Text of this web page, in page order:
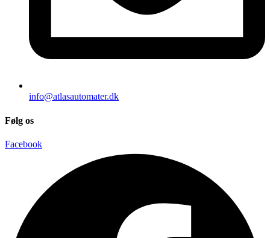
info@atlasautomater.dk
Følg os
Facebook